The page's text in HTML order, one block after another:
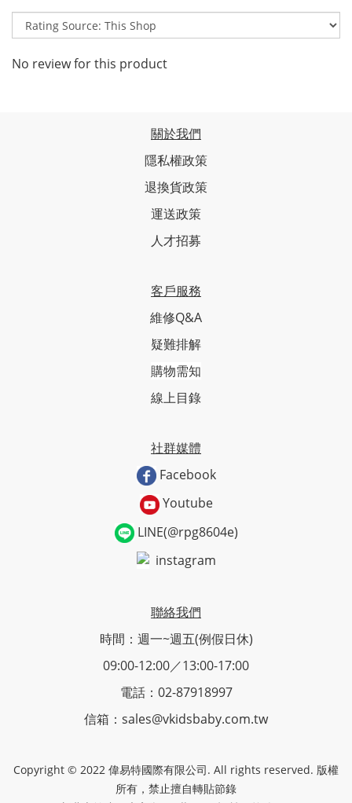
No review for this product
關於我們
隱私權政策
退換貨政策
運送政策
人才招募
客戶服務
維修Q&A
疑難排解
購物需知
線上目錄
社群媒體
Facebook
Youtube
LINE(@rpg8604e)
instagram
聯絡我們
時間：週一~週五(例假日休)
09:00-12:00／13:00-17:00
電話：02-87918997
信箱：sales@vkidsbaby.com.tw
Copyright © 2022 偉易特國際有限公司. All rights reserved. 版權
所有，禁止擅自轉貼節錄